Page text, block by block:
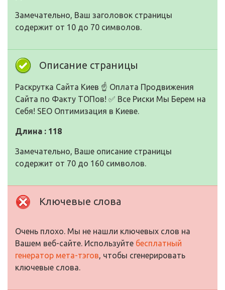
Замечательно, Ваш заголовок страницы
содержит от 10 до 70 символов.
Описание страницы
Раскрутка Сайта Киев ☝ Оплата Продвижения
Сайта по Факту ТОПов! ✅ Все Риски Мы Берем на
Себя! SEO Оптимизация в Киеве.
Длина : 118
Замечательно, Ваше описание страницы
содержит от 70 до 160 символов.
Ключевые слова
Очень плохо. Мы не нашли ключевых слов на
Вашем веб-сайте. Используйте бесплатный
генератор мета-тэгов, чтобы сгенерировать
ключевые слова.